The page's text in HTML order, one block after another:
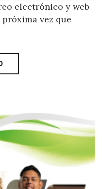
electrónico y web
vez que